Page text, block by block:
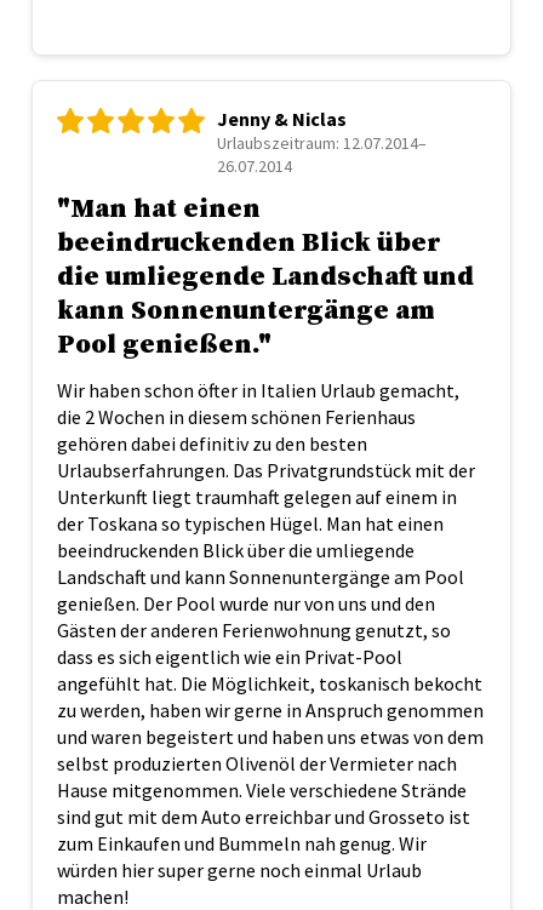
Jenny & Niclas
Urlaubszeitraum: 12.07.2014–
26.07.2014
"Man hat einen
beeindruckenden Blick über
die umliegende Landschaft und
kann Sonnenuntergänge am
Pool genießen."
Wir haben schon öfter in Italien Urlaub gemacht,
die 2 Wochen in diesem schönen Ferienhaus
gehören dabei definitiv zu den besten
Urlaubserfahrungen. Das Privatgrundstück mit der
Unterkunft liegt traumhaft gelegen auf einem in
der Toskana so typischen Hügel. Man hat einen
beeindruckenden Blick über die umliegende
Landschaft und kann Sonnenuntergänge am Pool
genießen. Der Pool wurde nur von uns und den
Gästen der anderen Ferienwohnung genutzt, so
dass es sich eigentlich wie ein Privat-Pool
angefühlt hat. Die Möglichkeit, toskanisch bekocht
zu werden, haben wir gerne in Anspruch genommen
und waren begeistert und haben uns etwas von dem
selbst produzierten Olivenöl der Vermieter nach
Hause mitgenommen. Viele verschiedene Strände
sind gut mit dem Auto erreichbar und Grosseto ist
zum Einkaufen und Bummeln nah genug. Wir
würden hier super gerne noch einmal Urlaub
machen!